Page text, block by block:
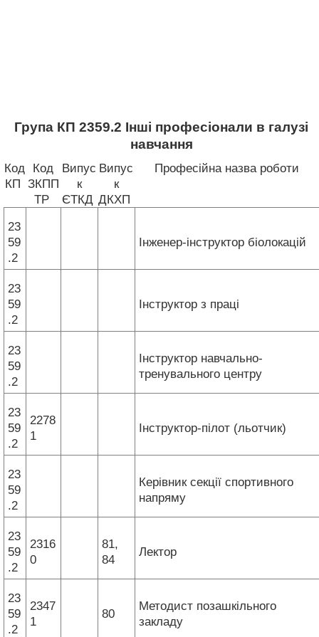
Група КП 2359.2 Інші професіонали в галузі
навчання
Код
КП
Код
ЗКПП
ТР
Випус
к
ЄТКД
Випус
к
ДКХП
Професійна назва роботи
23
59
.2
Інженер-інструктор біолокацій
23
59
.2
Інструктор з праці
23
59
.2
Інструктор навчально-
тренувального центру
23
59
.2
2278
1
Інструктор-пілот (льотчик)
23
59
.2
Керівник секції спортивного
напряму
23
59
.2
2316
0
81,
84
Лектор
23
59
.2
2347
1
80
Методист позашкільного
закладу